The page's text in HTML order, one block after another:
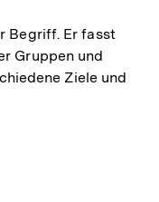
Begriff. Er fasst
Gruppen und
Ziele und